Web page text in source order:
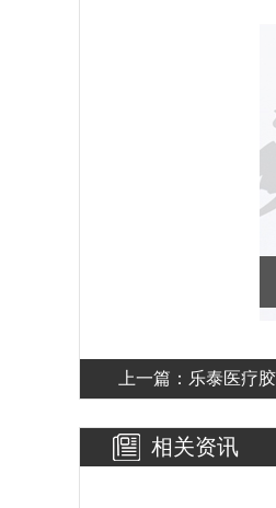
上一篇： 乐泰医疗
相关资讯